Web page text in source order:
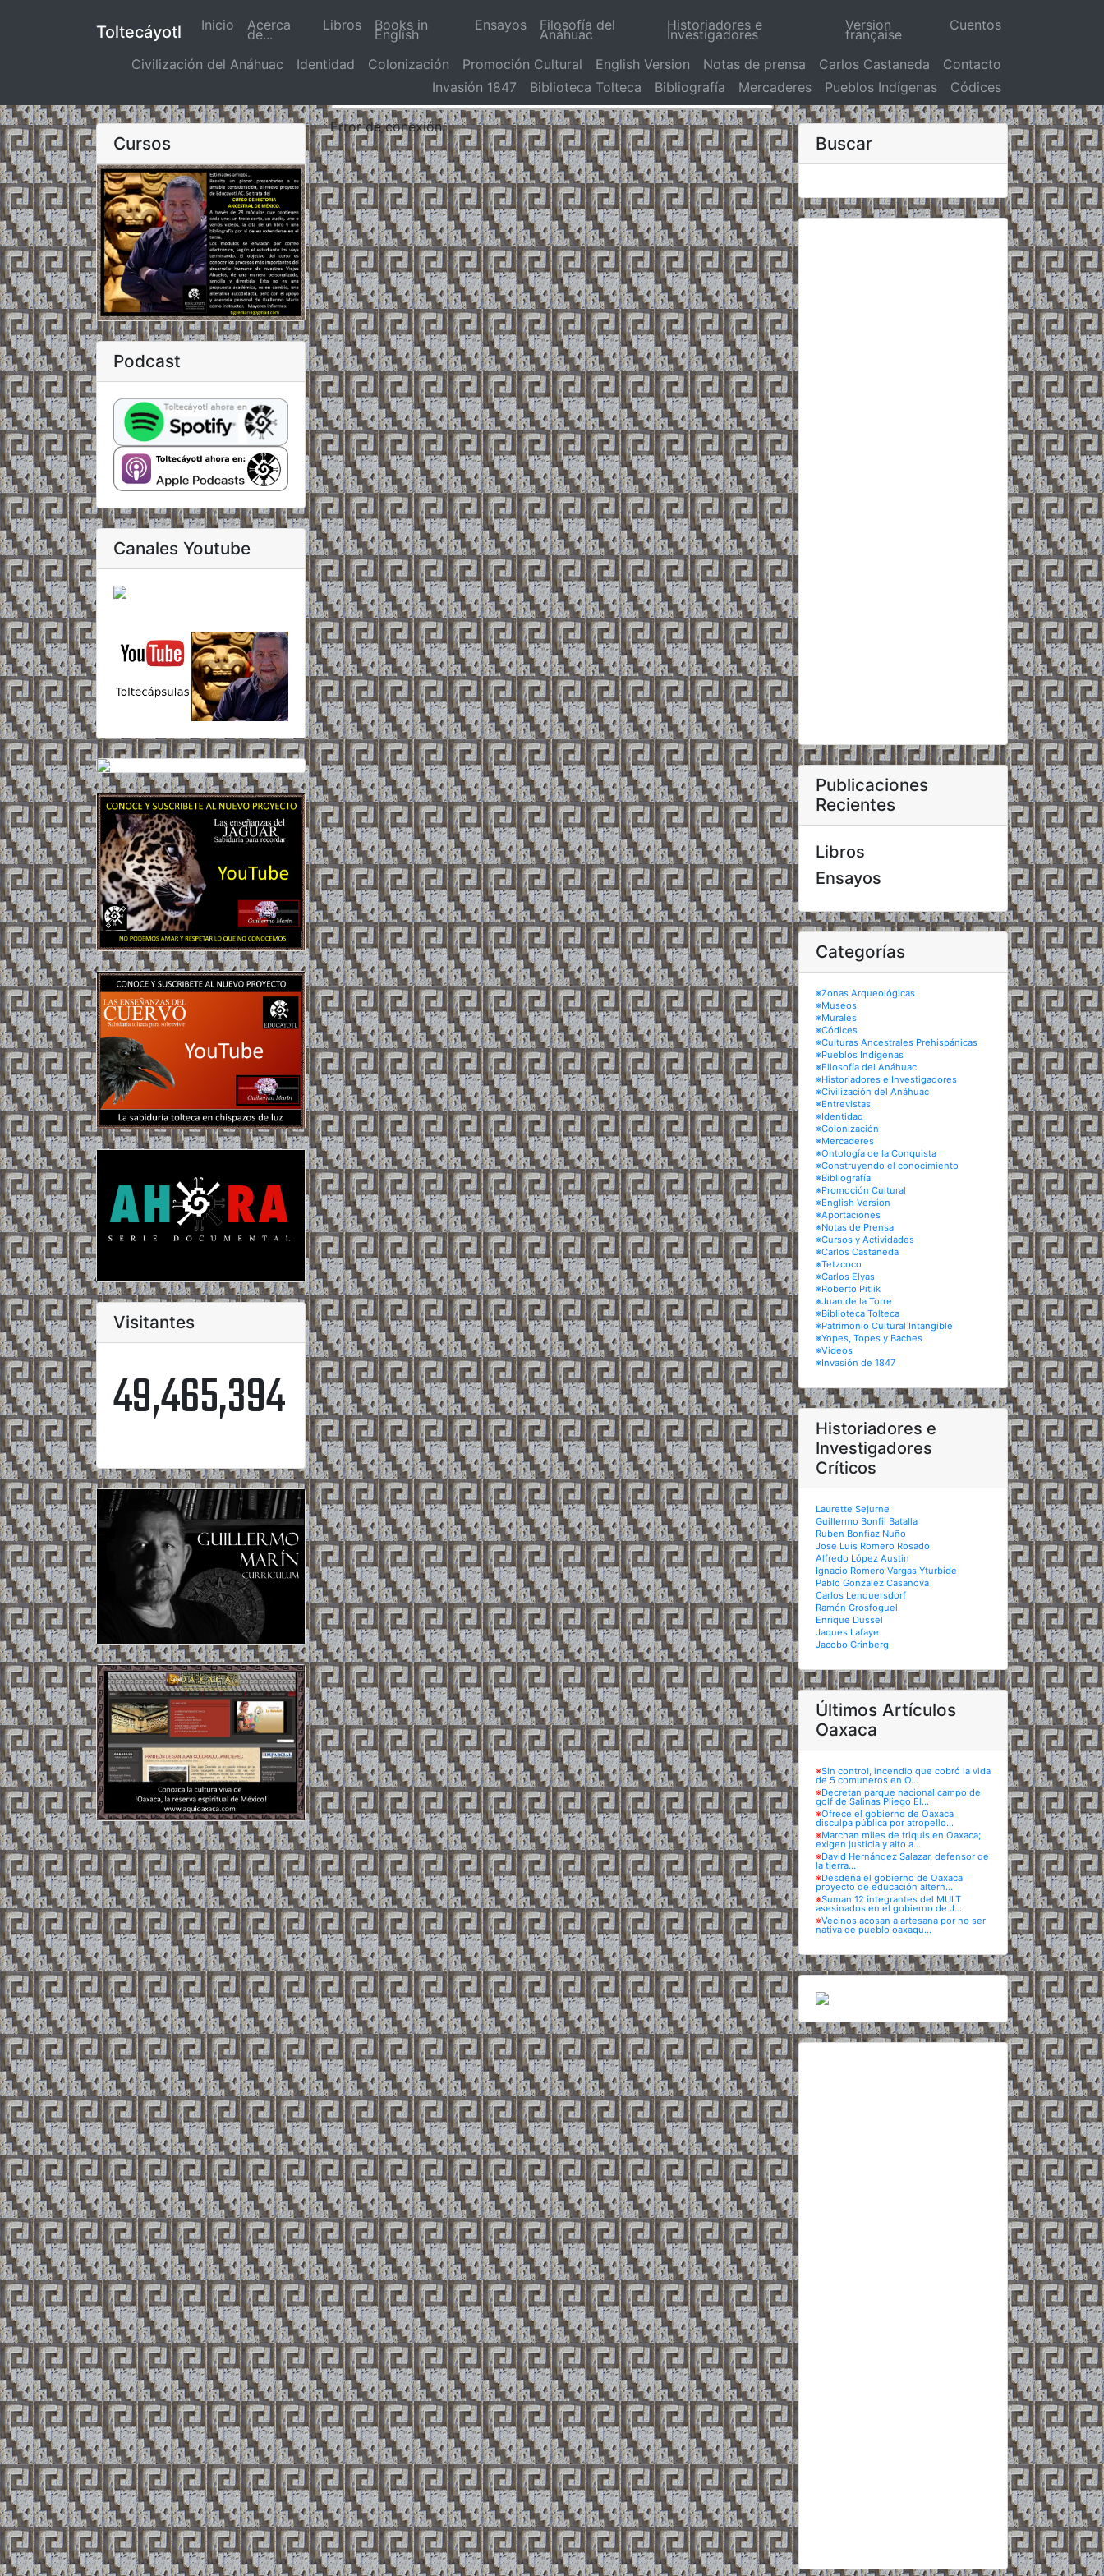
Toltecáyotl Inicio (actual)
Acerca
de...
Libros Books in
English
Ensayos Filosofía del
Anáhuac
Historiadores e
Investigadores
Version
française
Cuentos
Civilización del Anáhuac Identidad Colonización Promoción Cultural English Version Notas de prensa Carlos Castaneda
Contacto
Invasión 1847
Biblioteca Tolteca Bibliografía Mercaderes Pueblos Indígenas Códices
Cursos
Podcast
Canales Youtube
Visitantes
49,465,394
Error de conexión.
Buscar
Publicaciones
Recientes
Libros
Ensayos
Categorías
※Zonas Arqueológicas
※Museos
※Murales
※Códices
※Culturas Ancestrales Prehispánicas
※Pueblos Indígenas
※Filosofía del Anáhuac
※Historiadores e Investigadores
※Civilización del Anáhuac
※Entrevistas
※Identidad
※Colonización
※Mercaderes
※Ontología de la Conquista
※Construyendo el conocimiento
※Bibliografía
※Promoción Cultural
※English Version
※Aportaciones
※Notas de Prensa
※Cursos y Actividades
※Carlos Castaneda
※Tetzcoco
※Carlos Elyas
※Roberto Pitlik
※Juan de la Torre
※Biblioteca Tolteca
※Patrimonio Cultural Intangible
※Yopes, Topes y Baches
※Videos
※Invasión de 1847
Historiadores e
Investigadores
Críticos
Laurette Sejurne
Guillermo Bonfil Batalla
Ruben Bonfiaz Nuño
Jose Luis Romero Rosado
Alfredo López Austin
Ignacio Romero Vargas Yturbide
Pablo Gonzalez Casanova
Carlos Lenquersdorf
Ramón Grosfoguel
Enrique Dussel
Jaques Lafaye
Jacobo Grinberg
Últimos Artículos
Oaxaca
※Sin control, incendio que cobró la vida
de 5 comuneros en O...
※Decretan parque nacional campo de
golf de Salinas Pliego El...
※Ofrece el gobierno de Oaxaca
disculpa pública por atropello...
※Marchan miles de triquis en Oaxaca;
exigen justicia y alto a...
※David Hernández Salazar, defensor de
la tierra...
※Desdeña el gobierno de Oaxaca
proyecto de educación altern...
※Suman 12 integrantes del MULT
asesinados en el gobierno de J...
※Vecinos acosan a artesana por no ser
nativa de pueblo oaxaqu...